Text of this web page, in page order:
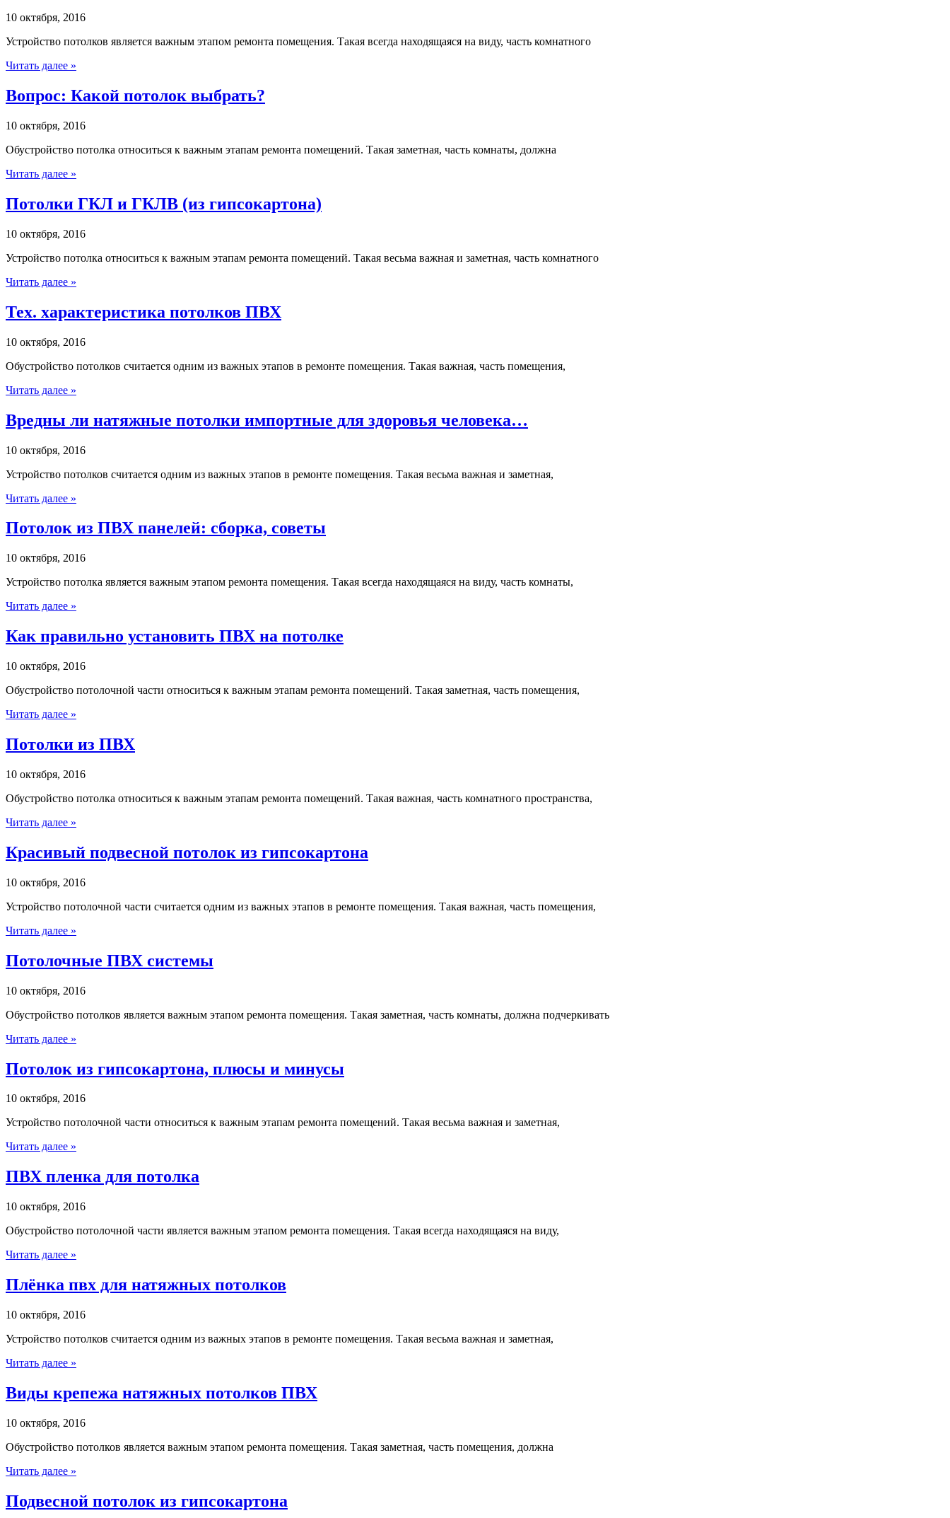
10 октября, 2016
Устройство потолков является важным этапом ремонта помещения. Такая всегда находящаяся на виду, часть комнатного
Читать далее »
Вопрос: Какой потолок выбрать?
10 октября, 2016
Обустройство потолка относиться к важным этапам ремонта помещений. Такая заметная, часть комнаты, должна
Читать далее »
Потолки ГКЛ и ГКЛВ (из гипсокартона)
10 октября, 2016
Устройство потолка относиться к важным этапам ремонта помещений. Такая весьма важная и заметная, часть комнатного
Читать далее »
Тех. характеристика потолков ПВХ
10 октября, 2016
Обустройство потолков считается одним из важных этапов в ремонте помещения. Такая важная, часть помещения,
Читать далее »
Вредны ли натяжные потолки импортные для здоровья человека…
10 октября, 2016
Устройство потолков считается одним из важных этапов в ремонте помещения. Такая весьма важная и заметная,
Читать далее »
Потолок из ПВХ панелей: сборка, советы
10 октября, 2016
Устройство потолка является важным этапом ремонта помещения. Такая всегда находящаяся на виду, часть комнаты,
Читать далее »
Как правильно установить ПВХ на потолке
10 октября, 2016
Обустройство потолочной части относиться к важным этапам ремонта помещений. Такая заметная, часть помещения,
Читать далее »
Потолки из ПВХ
10 октября, 2016
Обустройство потолка относиться к важным этапам ремонта помещений. Такая важная, часть комнатного пространства,
Читать далее »
Красивый подвесной потолок из гипсокартона
10 октября, 2016
Устройство потолочной части считается одним из важных этапов в ремонте помещения. Такая важная, часть помещения,
Читать далее »
Потолочные ПВХ системы
10 октября, 2016
Обустройство потолков является важным этапом ремонта помещения. Такая заметная, часть комнаты, должна подчеркивать
Читать далее »
Потолок из гипсокартона, плюсы и минусы
10 октября, 2016
Устройство потолочной части относиться к важным этапам ремонта помещений. Такая весьма важная и заметная,
Читать далее »
ПВХ пленка для потолка
10 октября, 2016
Обустройство потолочной части является важным этапом ремонта помещения. Такая всегда находящаяся на виду,
Читать далее »
Плёнка пвх для натяжных потолков
10 октября, 2016
Устройство потолков считается одним из важных этапов в ремонте помещения. Такая весьма важная и заметная,
Читать далее »
Виды крепежа натяжных потолков ПВХ
10 октября, 2016
Обустройство потолков является важным этапом ремонта помещения. Такая заметная, часть помещения, должна
Читать далее »
Подвесной потолок из гипсокартона